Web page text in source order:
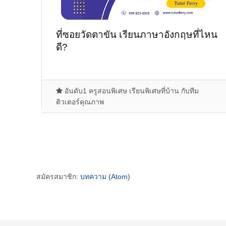
ที่ซอยวัดตาขัน เรียนภาษาอังกฤษที่ไหน
ดี?
อันดับ1 ครูสอนพิเศษ เรียนพิเศษที่บ้าน กับทีม
ติวเตอร์คุณภาพ
สมัครสมาชิก: บทความ (Atom)